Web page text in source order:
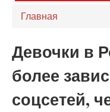
Главная
Девочки в
более
соцсетей,